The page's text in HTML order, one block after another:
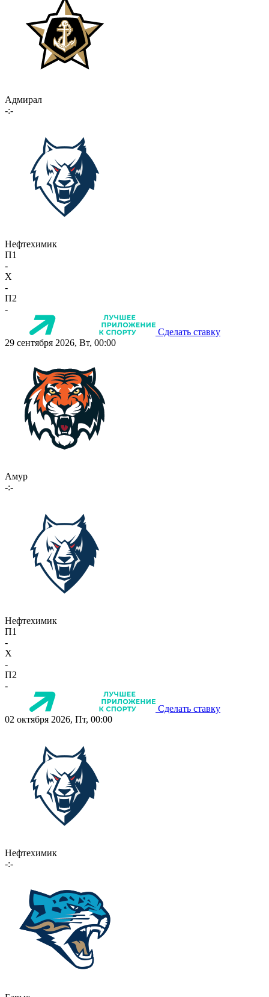
Адмирал
-:-
Нефтехимик
П1
-
X
-
П2
-
Сделать ставку
29 сентября 2026, Вт, 00:00
Амур
-:-
Нефтехимик
П1
-
X
-
П2
-
Сделать ставку
02 октября 2026, Пт, 00:00
Нефтехимик
-:-